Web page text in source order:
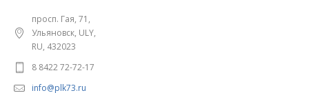
просп. Гая, 71,
Ульяновск, ULY,
RU, 432023
8 8422 72-72-17
info@plk73.ru